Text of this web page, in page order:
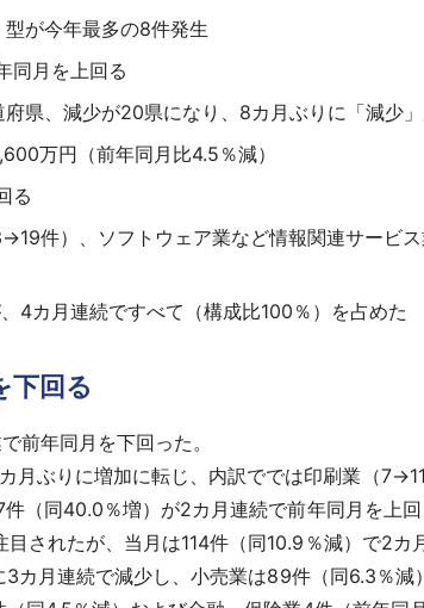
が今年最多の8件発生
同月を上回る
県、減少が20県になり、8カ月ぶりに「減少
万円（前年同月比4.5％減）
る
件）、ソフトウェア業など情報関連サービ
4カ月連続ですべて（構成比100％）を占めた
下回る
前年同月を下回った。
月ぶりに増加に転じ、内訳ででは印刷業（
（同40.0％増）が2カ月連続で前年同月を上
されたが、当月は114件（同10.9％減）で2
カ月連続で減少し、小売業は89件（同6.3％